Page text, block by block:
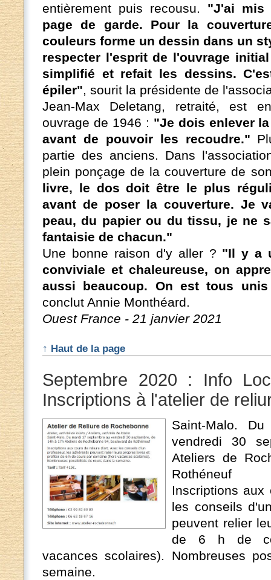
entièrement puis recousu. "J'ai mis
page de garde. Pour la
couleurs forme un dessin dans un
respecter l'esprit de l'ouvrage
simplifié et refait les dessins.
épiler", sourit la présidente de
Jean-Max Deletang, retraité, est
ouvrage de 1946 : "Je dois enlever
avant de pouvoir les recoudre."
partie des anciens. Dans
plein ponçage de la couverture de
livre, le dos doit être le plus
avant de poser la couverture. Je
peau, du papier ou du tissu, je ne
fantaisie de chacun."
Une bonne raison d'y aller ? "Il y a
conviviale et chaleureuse, on
aussi beaucoup. On est tous
conclut Annie Monthéard.
Ouest France - 21 janvier 2021
↑ Haut de la page
Septembre 2020 : Info
Inscriptions à l'atelier de
Saint-Malo.
vendredi 30
Ateliers de
Rothéneuf
Inscriptions aux
les conseils
peuvent relier
de 6 h de
vacances scolaires). Nombreuses
semaine.